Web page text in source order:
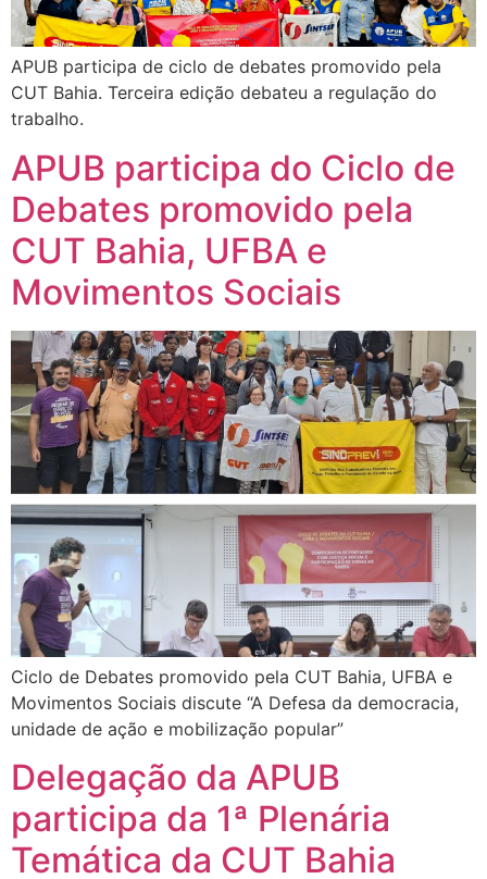
APUB participa de ciclo de debates promovido pela
CUT Bahia. Terceira edição debateu a regulação do
trabalho.
APUB participa do Ciclo de
Debates promovido pela
CUT Bahia, UFBA e
Movimentos Sociais
Ciclo de Debates promovido pela CUT Bahia, UFBA e
Movimentos Sociais discute “A Defesa da democracia,
unidade de ação e mobilização popular”
Delegação da APUB
participa da 1ª Plenária
Temática da CUT Bahia